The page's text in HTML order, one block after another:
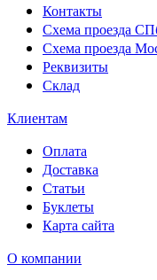
Контакты
Схема проезда
Схема проезда
Реквизиты
Склад
Клиентам
Оплата
Доставка
Статьи
Буклеты
Карта сайта
О компании